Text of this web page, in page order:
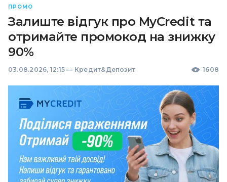
ПРОМО
Залиште відгук про MyCredit та
отримайте промокод на знижку
90%
03.08.2026, 12:15 — Кредит&Депозит 1608